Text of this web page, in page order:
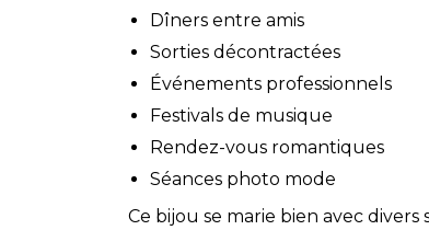
Dîners entre amis
Sorties décontractées
Événements professionnels
Festivals de musique
Rendez-vous romantiques
Séances photo mode
Ce bijou se marie bien avec